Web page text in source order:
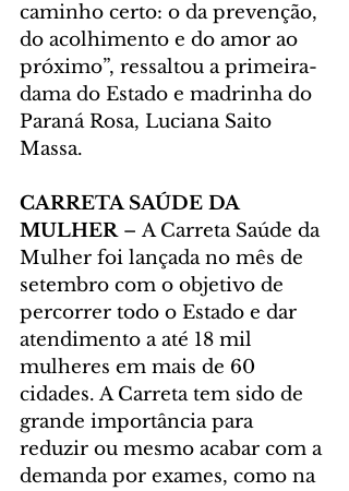
caminho certo: o da prevenção,
do acolhimento e do amor ao
próximo”, ressaltou a primeira-
dama do Estado e madrinha do
Paraná Rosa, Luciana Saito
Massa.
CARRETA SAÚDE DA
MULHER – A Carreta Saúde da
Mulher foi lançada no mês de
setembro com o objetivo de
percorrer todo o Estado e dar
atendimento a até 18 mil
mulheres em mais de 60
cidades. A Carreta tem sido de
grande importância para
reduzir ou mesmo acabar com a
demanda por exames, como na